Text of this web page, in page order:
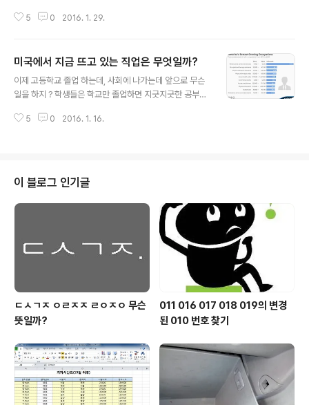
바 평등에 대한 주장과 논쟁이다. 이중에서도 "남녀는 평등
훨씬 잘 구현되어 있을 것이라는 선입견도 갖고 있다. 그렇
다면 남녀평등은 실제로 얼마나 구현되어 있을까 ? 실생활
의 축소판이라는 영화속에서 남녀 평등은 얼마나 이루어져
Source: Office clip art 디즈니 애니메이션 영화 속의
5 0 2016. 1. 29.
미국에서 지금 뜨고 있는 직업은 무엇일까?
이제 고등학교 졸업 하는데, 사회에 나가는데 앞으로 무슨
일을 하지 ? 학생들은 학교만 졸업하면 지긋지긋한 공부에
아올 것이라 생각하면서 행복한 상상의 나래를 펼친다. 그
연 내 적성에 맞으며 미래에도 각광 받을 직업은 무엇일까
?" "100세 시대라는데 40대 후반이나 50대에 퇴직하는
것은 너무 빨라 ! 내가 평생 할 수 있는 직업은 무엇일까 ?"
"결혼 하려면 월급도 높아야 돼. 편하게 일하면서 급여도
높은 직업은 뭐지 ?" 꼬리에 꼬리를 물고 직업에 대한 질문
과 고민이 반복..
5 0 2016. 1. 16.
이 블로그 인기글
ㄷㅅㄱㅈ ㅇㄹㅈㅈ ㄹㅇㅈㅇ 무슨
뜻일까?
011 016 017 018 019의 변경
된 010 번호 찾기